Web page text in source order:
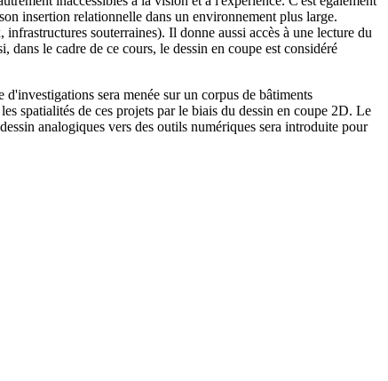
insertion relationnelle dans un environnement plus large.
souterraines). Il donne aussi accès à une lecture du
le cadre de ce cours, le dessin en coupe est considéré
sera menée sur un corpus de bâtiments
spatialités de ces projets par le biais du dessin en coupe 2D. Le
analogiques vers des outils numériques sera introduite pour